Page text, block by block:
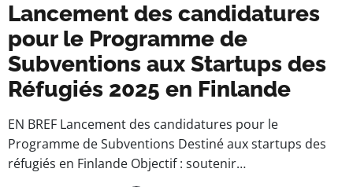
Lancement des candidatures
pour le Programme de
Subventions aux Startups des
Réfugiés 2025 en Finlande
EN BREF Lancement des candidatures pour le
Programme de Subventions Destiné aux startups des
réfugiés en Finlande Objectif : soutenir…